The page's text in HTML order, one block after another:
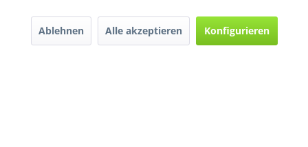
durch DE-ÖKO-009
Ablehnen Alle akzeptieren Konfigurieren